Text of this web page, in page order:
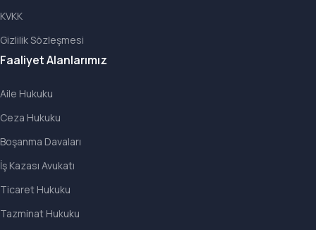
KVKK
Gizlilik Sözleşmesi
Faaliyet Alanlarımız
Aile Hukuku
Ceza Hukuku
Boşanma Davaları
İş Kazası Avukatı
Ticaret Hukuku
Tazminat Hukuku